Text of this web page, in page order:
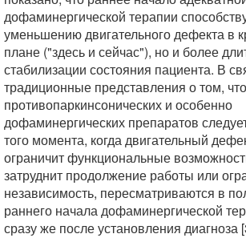
дофаминергической терапии
уменьшению двигательного дефекта в
плане ("здесь и сейчас"), но и более
стабилизации состояния пациента. В
традиционные представления о том,
противопаркинсонических и особенно
дофаминергических препаратов
того момента, когда двигательный
ограничит функциональные
затруднит продолжение работы или
независимость, пересматриваются в
раннего начала дофаминергической
сразу же после установления диагноза